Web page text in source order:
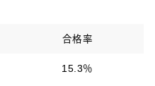
合格率
15.3％